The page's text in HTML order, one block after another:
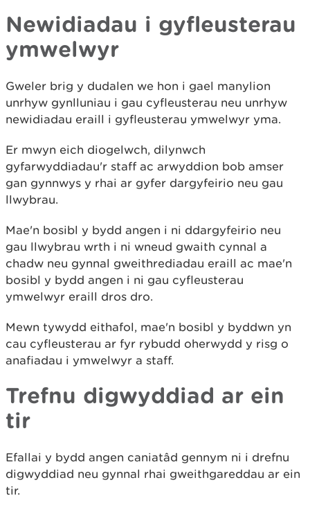
Newidiadau i gyfleusterau
ymwelwyr
Gweler brig y dudalen we hon i gael manylion
unrhyw gynlluniau i gau cyfleusterau neu unrhyw
newidiadau eraill i gyfleusterau ymwelwyr yma.
Er mwyn eich diogelwch, dilynwch
gyfarwyddiadau'r staff ac arwyddion bob amser
gan gynnwys y rhai ar gyfer dargyfeirio neu gau
llwybrau.
Mae'n bosibl y bydd angen i ni ddargyfeirio neu
gau llwybrau wrth i ni wneud gwaith cynnal a
chadw neu gynnal gweithrediadau eraill ac mae'n
bosibl y bydd angen i ni gau cyfleusterau
ymwelwyr eraill dros dro.
Mewn tywydd eithafol, mae'n bosibl y byddwn yn
cau cyfleusterau ar fyr rybudd oherwydd y risg o
anafiadau i ymwelwyr a staff.
Trefnu digwyddiad ar ein
tir
Efallai y bydd angen caniatâd gennym ni i drefnu
digwyddiad neu gynnal rhai gweithgareddau ar ein
tir.